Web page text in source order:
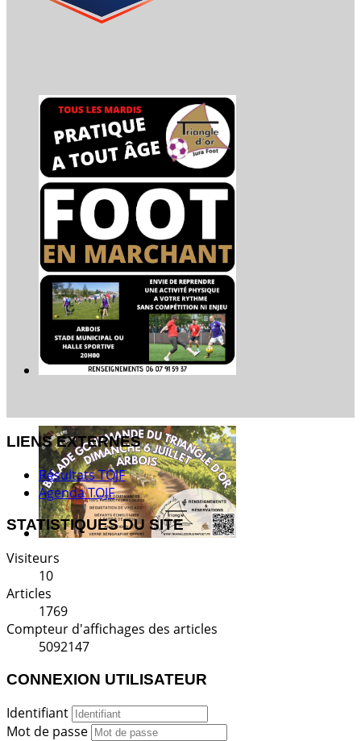
LIENS EXTERNES
Résultats TOJF
Agenda TOJF
STATISTIQUES DU SITE
Visiteurs
10
Articles
1769
Compteur d'affichages des articles
5092147
CONNEXION UTILISATEUR
Identifiant
Mot de passe